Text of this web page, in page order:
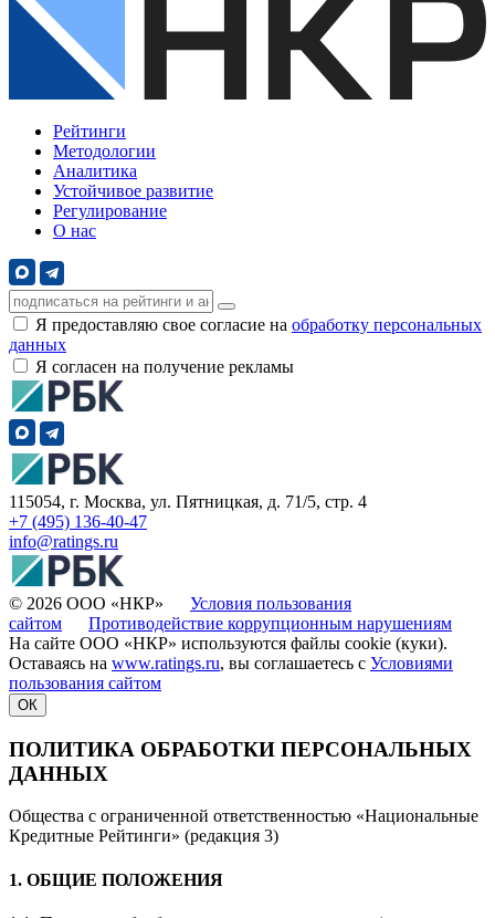
Рейтинги
Методологии
Аналитика
Устойчивое развитие
Регулирование
О нас
Я предоставляю свое согласие на обработку персональных
данных
Я согласен на получение рекламы
115054, г. Москва, ул. Пятницкая, д. 71/5, стр. 4
+7 (495) 136-40-47
info@ratings.ru
© 2026 ООО «НКР» Условия пользования
сайтом
Противодействие коррупционным нарушениям
На сайте ООО «НКР» используются файлы cookie (куки).
Оставаясь на www.ratings.ru, вы соглашаетесь с Условиями
пользования сайтом
ОК
ПОЛИТИКА ОБРАБОТКИ ПЕРСОНАЛЬНЫХ
ДАННЫХ
Общества с ограниченной ответственностью «Национальные
Кредитные Рейтинги» (редакция 3)
1. ОБЩИЕ ПОЛОЖЕНИЯ